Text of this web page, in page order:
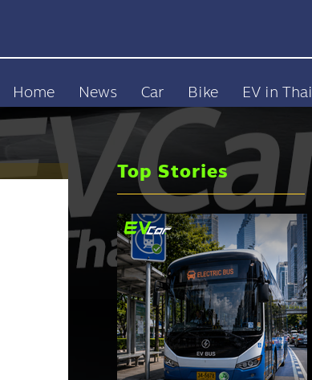
Home News Car Bike EV in Thai
Top Stories